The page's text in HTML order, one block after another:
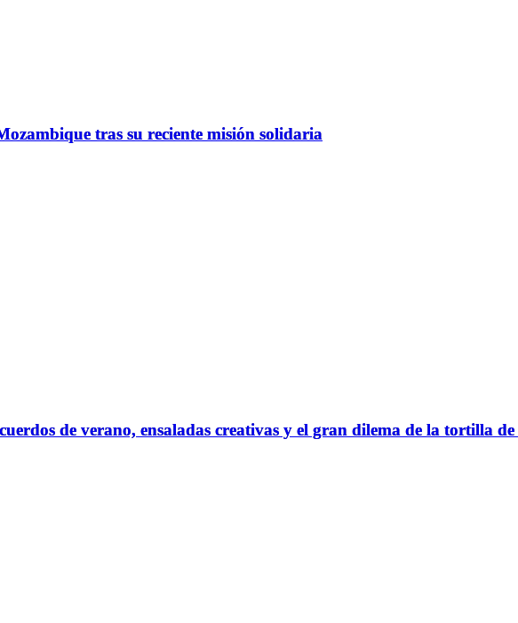
tras su reciente misión solidaria
de verano, ensaladas creativas y el gran dilema de la tortilla